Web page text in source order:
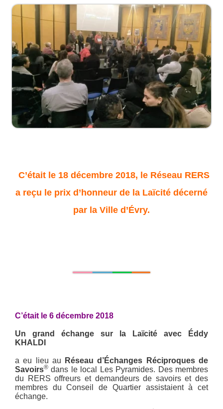
C’était le 18 décembre 2018, le Réseau RERS
a reçu le prix d’honneur de la Laïcité décerné
par la Ville d’Évry.
C’était le 6 décembre 2018
Un grand échange sur la Laïcité avec Éddy
KHALDI
a eu lieu au
Réseau d’Échanges Réciproques de
Savoirs® dans le local Les Pyramides. Des membres
du RERS offreurs et demandeurs de savoirs et des
membres du Conseil de Quartier assistaient à cet
échange.